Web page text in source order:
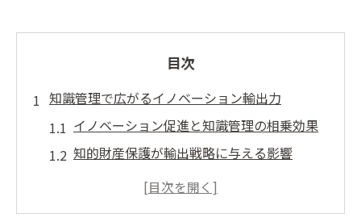
目次
知識管理で広がるイノベーション輸出力
イノベーション促進と知識管理の相乗効果
知的財産保護が輸出戦略に与える影響
知識管理がもたらす輸出競争力の強化法